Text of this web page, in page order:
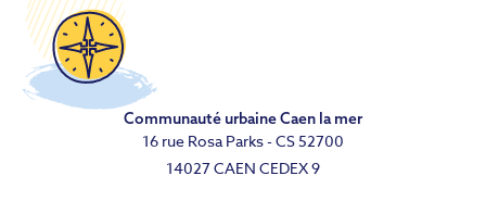
Communauté urbaine Caen la mer
16 rue Rosa Parks - CS 52700
14027 CAEN CEDEX 9